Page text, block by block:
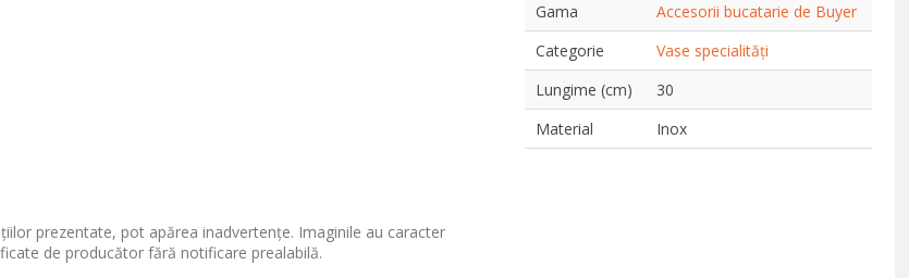
Gama
Accesorii bucatarie de Buyer
Categorie
Vase specialități
Lungime (cm)
30
Material
Inox
prezentate, pot apărea inadvertențe. Imaginile au caracter
de producător fără notificare prealabilă.